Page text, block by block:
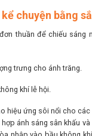
chuyện bằng
thuần để chiếu sáng
trưng cho ánh trăng.
khí lễ hội.
hiệu ứng sôi nổi cho
ánh sáng sân khấu và